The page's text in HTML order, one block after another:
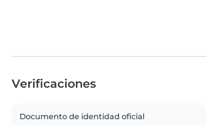
Verificaciones
Documento de identidad oficial